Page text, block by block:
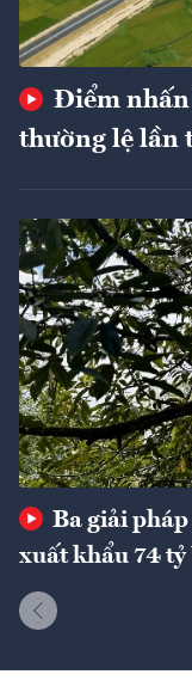
Điểm nhấn
thường lệ lần
Ba giải
xuất khẩu 74 tỷ